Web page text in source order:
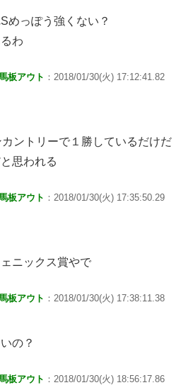
めっぽう強くない？
わ
板アウト ：2018/01/30(火) 17:12:41.82
ントリーで１勝しているだけだ
思われる
板アウト ：2018/01/30(火) 17:35:50.29
ニックス賞やで
板アウト ：2018/01/30(火) 17:38:11.38
の？
板アウト ：2018/01/30(火) 18:56:17.86